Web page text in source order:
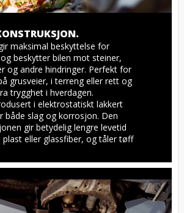
maksimal beskyttelse for
beskytter bilen mot steiner,
og andre hindringer. Perfekt for
grusveier, i terreng eller rett og
trygghet i hverdagen.
i elektrostatiskt lakkert
både slag og korrosjon. Den
gir betydelig lengre levetid
plast eller glassfiber, og tåler tøff